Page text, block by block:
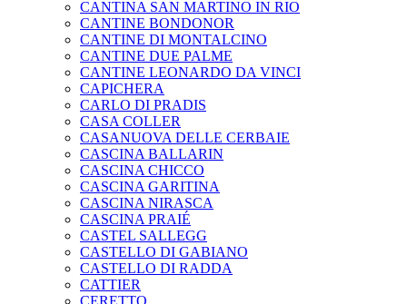
CANTINA SAN MARTINO IN RIO
CANTINE BONDONOR
CANTINE DI MONTALCINO
CANTINE DUE PALME
CANTINE LEONARDO DA VINCI
CAPICHERA
CARLO DI PRADIS
CASA COLLER
CASANUOVA DELLE CERBAIE
CASCINA BALLARIN
CASCINA CHICCO
CASCINA GARITINA
CASCINA NIRASCA
CASCINA PRAIÉ
CASTEL SALLEGG
CASTELLO DI GABIANO
CASTELLO DI RADDA
CATTIER
CERETTO